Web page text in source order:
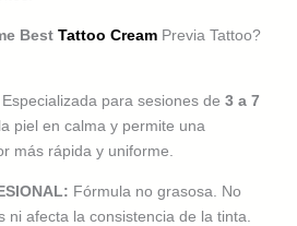
Best Tattoo CreamPrevia Tattoo?
Especializada para sesiones de 3 a 7
piel en calma y permite una
más rápida y uniforme.
Fórmula no grasosa. No
ni afecta la consistencia de la tinta.